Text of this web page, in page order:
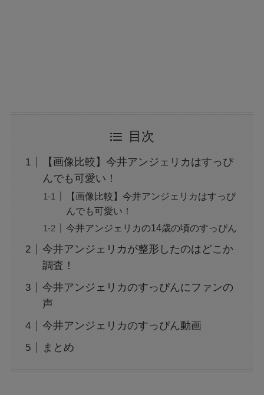
目次
【画像比較】今井アンジェリカはすっぴ
んでも可愛い！
【画像比較】今井アンジェリカはすっぴ
んでも可愛い！
今井アンジェリカの14歳の頃のすっぴん
今井アンジェリカが整形したのはどこか
調査！
今井アンジェリカのすっぴんにファンの
声
今井アンジェリカのすっぴん動画
まとめ